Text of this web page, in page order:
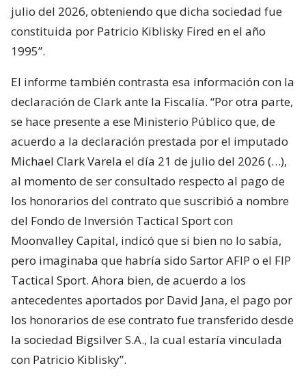
julio del 2026, obteniendo que dicha sociedad fue
constituida por Patricio Kiblisky Fired en el año
1995”.
El informe también contrasta esa información con la
declaración de Clark ante la Fiscalía. “Por otra parte,
se hace presente a ese Ministerio Público que, de
acuerdo a la declaración prestada por el imputado
Michael Clark Varela el día 21 de julio del 2026 (…),
al momento de ser consultado respecto al pago de
los honorarios del contrato que suscribió a nombre
del Fondo de Inversión Tactical Sport con
Moonvalley Capital, indicó que si bien no lo sabía,
pero imaginaba que habría sido Sartor AFIP o el FIP
Tactical Sport. Ahora bien, de acuerdo a los
antecedentes aportados por David Jana, el pago por
los honorarios de ese contrato fue transferido desde
la sociedad Bigsilver S.A., la cual estaría vinculada
con Patricio Kiblisky”.